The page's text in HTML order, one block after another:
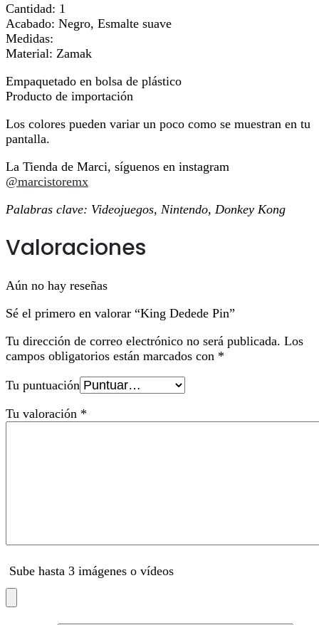
Cantidad: 1
Acabado: Negro, Esmalte suave
Medidas:
Material: Zamak
Empaquetado en bolsa de plástico
Producto de importación
Los colores pueden variar un poco como se muestran en tu
pantalla.
La Tienda de Marci, síguenos en instagram
@marcistoremx
Palabras clave: Videojuegos, Nintendo, Donkey Kong
Valoraciones
Aún no hay reseñas
Sé el primero en valorar “King Dedede Pin”
Tu dirección de correo electrónico no será publicada. Los
campos obligatorios están marcados con *
Tu puntuación
Tu valoración *
Sube hasta 3 imágenes o vídeos